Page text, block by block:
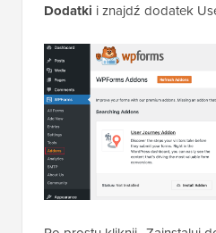
Dodatki i znajdź dodatek